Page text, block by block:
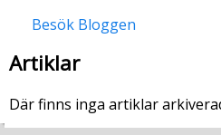
Besök Bloggen
Artiklar
Där finns inga artiklar